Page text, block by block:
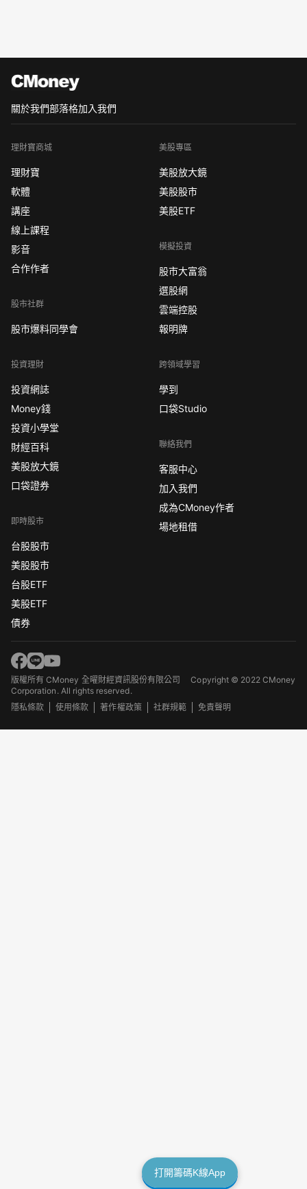
打開籌碼K線App
關於我們部落格加入我們
理財寶商城
理財寶
軟體
講座
線上課程
影音
合作作者
股市社群
股市爆料同學會
投資理財
投資網誌
Money錢
投資小學堂
財經百科
美股放大鏡
口袋證券
即時股市
台股股市
美股股市
台股ETF
美股ETF
債券
美股專區
美股放大鏡
美股股市
美股ETF
模擬投資
股市大富翁
選股網
雲端控股
報明牌
跨領域學習
學到
口袋Studio
聯絡我們
客服中心
加入我們
成為CMoney作者
場地租借
版權所有 CMoney 全曜財經資訊股份有限公司Copyright © 2022 CMoney
Corporation. All rights reserved.
隱私條款
使用條款 著作權政策 社群規範 免責聲明